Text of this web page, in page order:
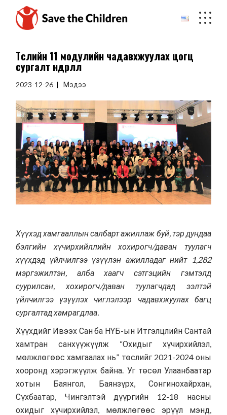
content
Төслийн 11 модулийн чадавхжуулах цогц
сургалт өндөрлөлөө
2023-12-26 Мэдээ
Хүүхэд хамгааллын салбарт ажиллаж буй, тэр дундаа
бэлгийн хүчирхийллийн хохирогч/даван туулагч
хүүхдэд үйлчилгээ үзүүлэн ажилладаг нийт 1, 282
мэргэжилтэн, алба хаагч сэтгэцийн гэмтэлд
суурилсан, хохирогч/даван туулагчдад ээлтэй
үйлчилгээ үзүүлэх чиглэлээр чадавхжуулах багц
сургалтад хамрагдлаа.
Хүүхдийг Ивээх Сан ба НҮБ-ын Итгэлцлийн Сантай
хамтран санхүүжүүлж “Охидыг хүчирхийлэл,
мөлжлөгөөс хамгаалах нь” төслийг 2021-2024 оны
хооронд хэрэгжүүлж байна. Уг төсөл Улаанбаатар
хотын Баянгол, Баянзүрх, Сонгинохайрхан,
Сүхбаатар, Чингэлтэй дүүргийн 12-18 насны
охидыг хүчирхийлэл, мөлжлөгөөс эрүүл мэнд,